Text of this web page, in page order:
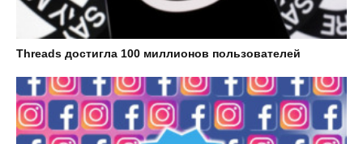
Threads достигла 100 миллионов пользователей